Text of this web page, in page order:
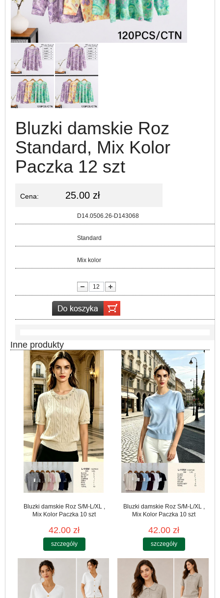
Bluzki damskie Roz
Standard, Mix Kolor
Paczka 12 szt
Cena: 25.00 zł
D14.0506.26-D143068
Standard
Mix kolor
Inne produkty
Bluzki damskie Roz S/M-L/XL ,
Mix Kolor Paczka 10 szt
42.00 zł
szczegóły
Bluzki damskie Roz S/M-L/XL ,
Mix Kolor Paczka 10 szt
42.00 zł
szczegóły